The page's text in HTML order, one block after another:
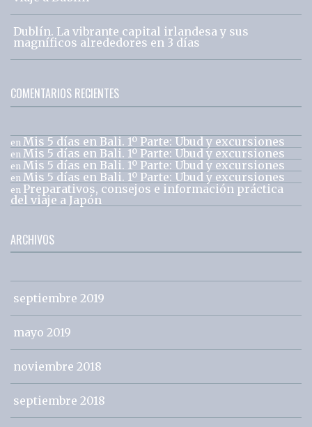
Dublín. La vibrante capital irlandesa y sus
magníficos alrededores en 3 días
COMENTARIOS RECIENTES
en Mis 5 días en Bali. 1º Parte: Ubud y excursiones
en Mis 5 días en Bali. 1º Parte: Ubud y excursiones
en Mis 5 días en Bali. 1º Parte: Ubud y excursiones
en Mis 5 días en Bali. 1º Parte: Ubud y excursiones
en Preparativos, consejos e información práctica
del viaje a Japón
ARCHIVOS
septiembre 2019
mayo 2019
noviembre 2018
septiembre 2018